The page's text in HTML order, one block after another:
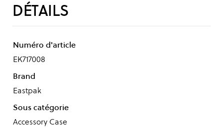
DÉTAILS
Numéro d'article
EK717008
Brand
Eastpak
Sous catégorie
Accessory Case